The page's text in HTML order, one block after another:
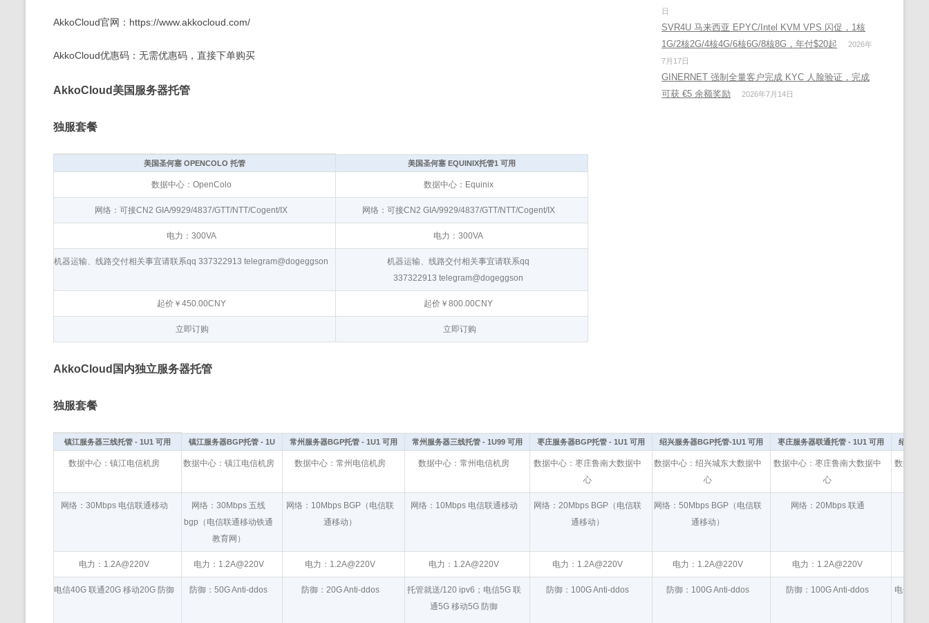
AkkoCloud官网：https://www.akkocloud.com/
AkkoCloud优惠码：无需优惠码，直接下单购买
AkkoCloud美国服务器托管
独服套餐
美国圣何塞 OPENCOLO 托管 美国圣何塞 EQUINIX托管1 可用
数据中心：OpenColo 数据中心：Equinix
网络：可接CN2 GIA/9929/4837/GTT/NTT/Cogent/IX 网络：可接CN2 GIA/9929/4837/GTT/NTT/Cogent/IX
电力：300VA 电力：300VA
机器运输、线路交付相关事宜请联系qq 337322913 telegram@dogeggson
机器运输、线路交付相关事宜请联系qq
337322913 telegram@dogeggson
起价￥450.00CNY 起价￥800.00CNY
立即订购 立即订购
AkkoCloud国内独立服务器托管
独服套餐
镇江服务器三线托管 - 1U1 可用 镇江服务器BGP托管 - 1U 常州服务器BGP托管 - 1U1 可用 常州服务器三线托管 - 1U99 可用 枣庄服务器BGP托管 - 1U1 可用 绍兴服务器BGP托管-1U1 可用 枣庄服务器联通托管 - 1U1 可用 绍兴服
数据中心：镇江电信机房 数据中心：镇江电信机房 数据中心：常州电信机房 数据中心：常州电信机房
数据中心：枣庄鲁南大数据中
心
数据中心：绍兴城东大数据中
心
数据中心：枣庄鲁南大数据中
心
数据中
网络：30Mbps 电信联通移动
网络：30Mbps 五线
bgp（电信联通移动铁通
教育网）
网络：10Mbps BGP（电信联
通移动）
网络：10Mbps 电信联通移动
网络：20Mbps BGP（电信联
通移动）
网络：50Mbps BGP（电信联
通移动）
网络：20Mbps 联通
电力：1.2A@220V 电力：1.2A@220V 电力：1.2A@220V 电力：1.2A@220V 电力：1.2A@220V 电力：1.2A@220V 电力：1.2A@220V
电信40G 联通20G 移动20G 防御 防御：50G Anti-ddos 防御：20G Anti-ddos
托管就送/120 ipv6；电信5G 联
通5G 移动5G 防御
防御：100G Anti-ddos 防御：100G Anti-ddos 防御：100G Anti-ddos
电信
日
SVR4U 马来西亚 EPYC/Intel KVM VPS 闪促，1核
1G/2核2G/4核4G/6核6G/8核8G，年付$20起
2026年
7月17日
GINERNET 强制全量客户完成 KYC 人脸验证，完成
可获 €5 余额奖励
2026年7月14日